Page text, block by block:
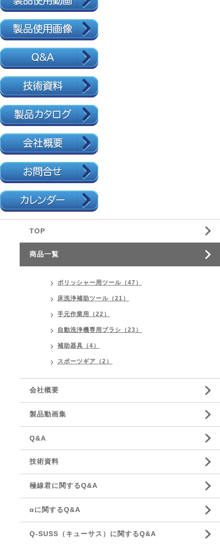
TOP
商品一覧
ポリッシャー用ツール（47）
床洗浄補助ツール（21）
手元作業用（22）
自動洗浄機専用ブラシ（23）
補助器具（4）
スポーツギア（2）
会社概要
製品動画集
Q&A
技術資料
極線君に関するQ&A
αに関するQ&A
Q-SUSS（キューサス）に関するQ&A